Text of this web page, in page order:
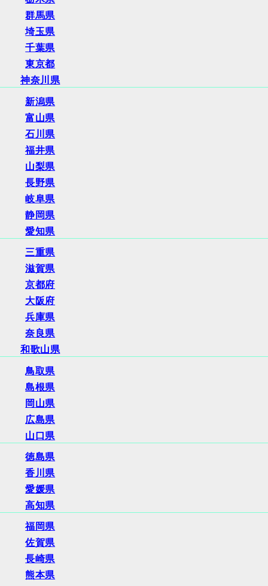
群馬県
埼玉県
千葉県
東京都
神奈川県
新潟県
富山県
石川県
福井県
山梨県
長野県
岐阜県
静岡県
愛知県
三重県
滋賀県
京都府
大阪府
兵庫県
奈良県
和歌山県
鳥取県
島根県
岡山県
広島県
山口県
徳島県
香川県
愛媛県
高知県
福岡県
佐賀県
長崎県
熊本県